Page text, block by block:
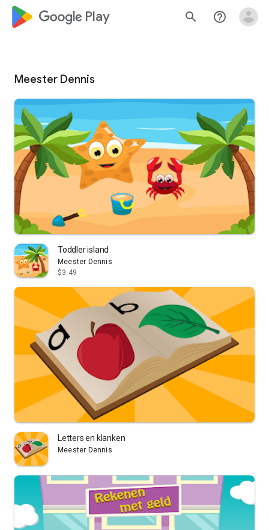
google_logo Play search help_outline
Meester Dennis
Toddler island
Meester Dennis
$3.49
Letters en klanken
Meester Dennis